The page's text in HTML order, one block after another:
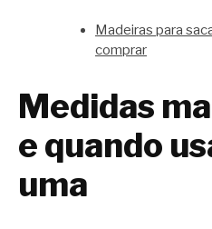
Madeiras para
comprar
Medidas
e quando
uma